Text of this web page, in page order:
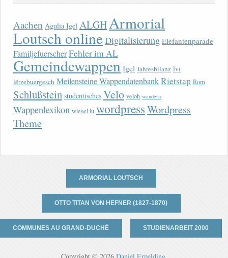
Aachen Agulia Igel ALGHArmorial
Loutsch onlineDigitalisierung Elefantenparade
FamiljefuerscherFehler im AL
Gemeindewappen Igel Jahresbilanz lvi
lëtzebuergesch Meilensteine WappendatenbankRietstap Rom
Schlußstein studentisches Velo veloh wandern
Wappenlexikon wiesel.lu wordpressWordpress
Theme
ARMORIAL LOUTSCH
OTTO TITAN VON HEFNER (1827-1870)
COMMUNES AU GRAND-DUCHÉ STUDIENARBEIT 2000